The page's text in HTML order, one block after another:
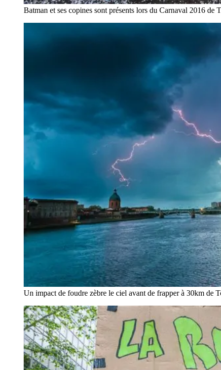
Batman et ses copines sont présents lors du Carnaval 2016 de
Un impact de foudre zèbre le ciel avant de frapper à 30km de